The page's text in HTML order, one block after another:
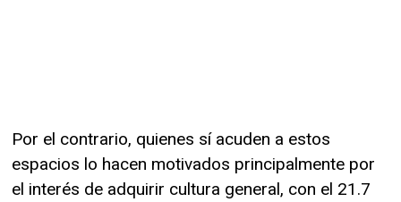
Por el contrario, quienes sí acuden a estos
espacios lo hacen motivados principalmente por
el interés de adquirir cultura general, con el 21.7